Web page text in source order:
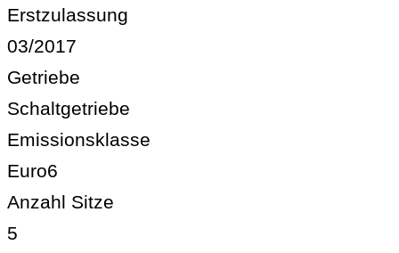
Erstzulassung
03/2017
Getriebe
Schaltgetriebe
Emissionsklasse
Euro6
Anzahl Sitze
5